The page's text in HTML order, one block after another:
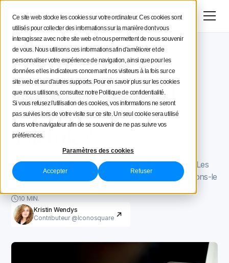
Ce site web stocke les cookies sur votre ordinateur. Ces cookies sont
utilisés pour collecter des informations sur la manière dont vous
interagissez avec notre site web et nous permettent de nous souvenir
de vous. Nous utilisons ces informations afin d'améliorer et de
personnaliser votre expérience de navigation, ainsi que pour les
données et les indicateurs concernant nos visiteurs à la fois sur ce
site web et sur d'autres supports. Pour en savoir plus sur les cookies
que nous utilisons, consultez notre Politique de confidentialité.
Si vous refusez l'utilisation des cookies, vos informations ne seront
pas suivies lors de votre visite sur ce site. Un seul cookie sera utilisé
dans votre navigateur afin de se souvenir de ne pas suivre vos
préférences.
Paramètres des cookies
Accepter Refuser
Essai gratuit
Menu
Stratégie social media
Conseils aux créateurs
Iconosquare
Blog Iconosquare TikTok pour les marques
TikTok pour les marques
March 8, 2021
Mis à jour leMarch 11, 2026
Comment rédiger
des descriptions
TikTok ?
Les légendes TikTok peuvent être difficiles à trouver.
Longues ? Courtes ? Humoristiques ? Pointilleuses ? Les
options sont infinies, alors laquelle choisir ? Découvrons-le
10 MIN.
Kristin Wendys
Contributeur @Iconosquare